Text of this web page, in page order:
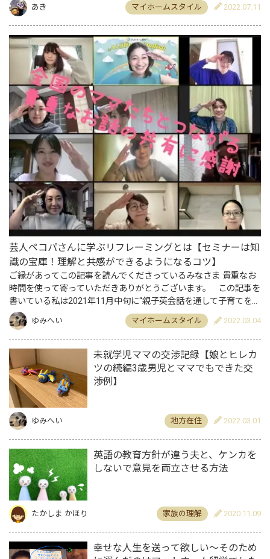
トナ…
あき マイホームスタイル 2022.07.11
芸人ペコパさんに学ぶリフレーミングとは【セミナーは知
識の宝庫！理解と共感ができるようになるコツ】
ご縁があってこの記事を読んでくださっているみなさま 貴重なお
時間を使って寄っていただきありがとうございます。 この記事を
書いている私は2021年11月中旬に“親子英会話を通して子育てを楽
にするセミナー”を受講し始めて、4ヶ月目…
ゆみへい マイホームスタイル 2022.03.04
未就学児ママの交渉記録【娘とヒレカ
ツの続編3歳男児とママでもできた交
渉例】
ゆみへい 地方在住 2022.03.01
英語の教育方針が違う夫と、ケンカを
しないで意見を両立させる方法
たかしま かほり 家族の理解 2020.11.09
幸せな人生を送って欲しい〜そのため